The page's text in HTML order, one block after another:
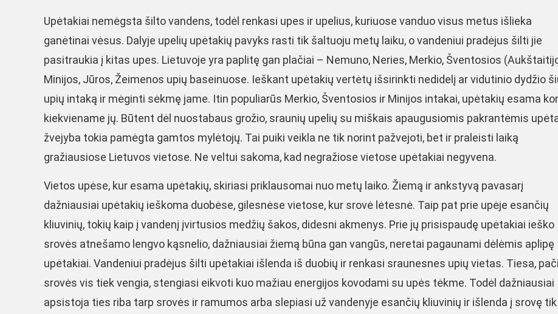
Upėtakiai nemėgsta šilto vandens, todėl renkasi upes ir upelius, kuriuose vanduo visus metus išlieka
ganėtinai vėsus. Dalyje upelių upėtakių pavyks rasti tik šaltuoju metų laiku, o vandeniui pradėjus šilti jie
pasitraukia į kitas upes. Lietuvoje yra paplitę gan plačiai – Nemuno, Neries, Merkio, Šventosios
Minijos, Jūros, Žeimenos upių baseinuose. Ieškant upėtakių vertėtų išsirinkti nedidelį ar vidutinio dydžio
upių intaką ir mėginti sėkmę jame. Itin populiarūs Merkio, Šventosios ir Minijos intakai, upėtakių esama
kiekviename jų. Būtent dėl nuostabaus grožio, sraunių upelių su miškais apaugusiomis pakrantėmis
žvejyba tokia pamėgta gamtos mylėtojų. Tai puiki veikla ne tik norint pažvejoti, bet ir praleisti laiką
gražiausiose Lietuvos vietose. Ne veltui sakoma, kad negražiose vietose upėtakiai negyvena.
Vietos upėse, kur esama upėtakių, skiriasi priklausomai nuo metų laiko. Žiemą ir ankstyvą pavasarį
dažniausiai upėtakių ieškoma duobėse, gilesnėse vietose, kur srovė lėtesnė. Taip pat prie upėje esančių
kliuvinių, tokių kaip į vandenį įvirtusios medžių šakos, didesni akmenys. Prie jų prisispaudę upėtakiai ieško
srovės atnešamo lengvo kąsnelio, dažniausiai žiemą būna gan vangūs, neretai pagaunami dėlėmis aplipę
upėtakiai. Vandeniui pradėjus šilti upėtakiai išlenda iš duobių ir renkasi sraunesnes upių vietas. Tiesa,
srovės vis tiek vengia, stengiasi eikvoti kuo mažiau energijos kovodami su upės tėkme. Todėl dažniausiai
apsistoja ties riba tarp srovės ir ramumos arba slepiasi už vandenyje esančių kliuvinių ir išlenda į srovę tik